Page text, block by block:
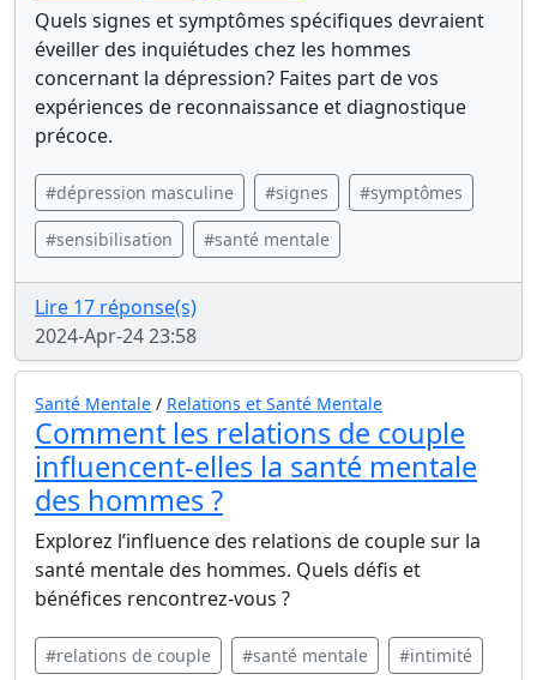
Quels signes et symptômes spécifiques devraient
éveiller des inquiétudes chez les hommes
concernant la dépression? Faites part de vos
expériences de reconnaissance et diagnostique
précoce.
#dépression masculine #signes #symptômes
#sensibilisation #santé mentale
Lire 17 réponse(s)
2024-Apr-24 23:58
Santé Mentale / Relations et Santé Mentale
Comment les relations de couple
influencent-elles la santé mentale
des hommes ?
Explorez l’influence des relations de couple sur la
santé mentale des hommes. Quels défis et
bénéfices rencontrez-vous ?
#relations de couple #santé mentale #intimité